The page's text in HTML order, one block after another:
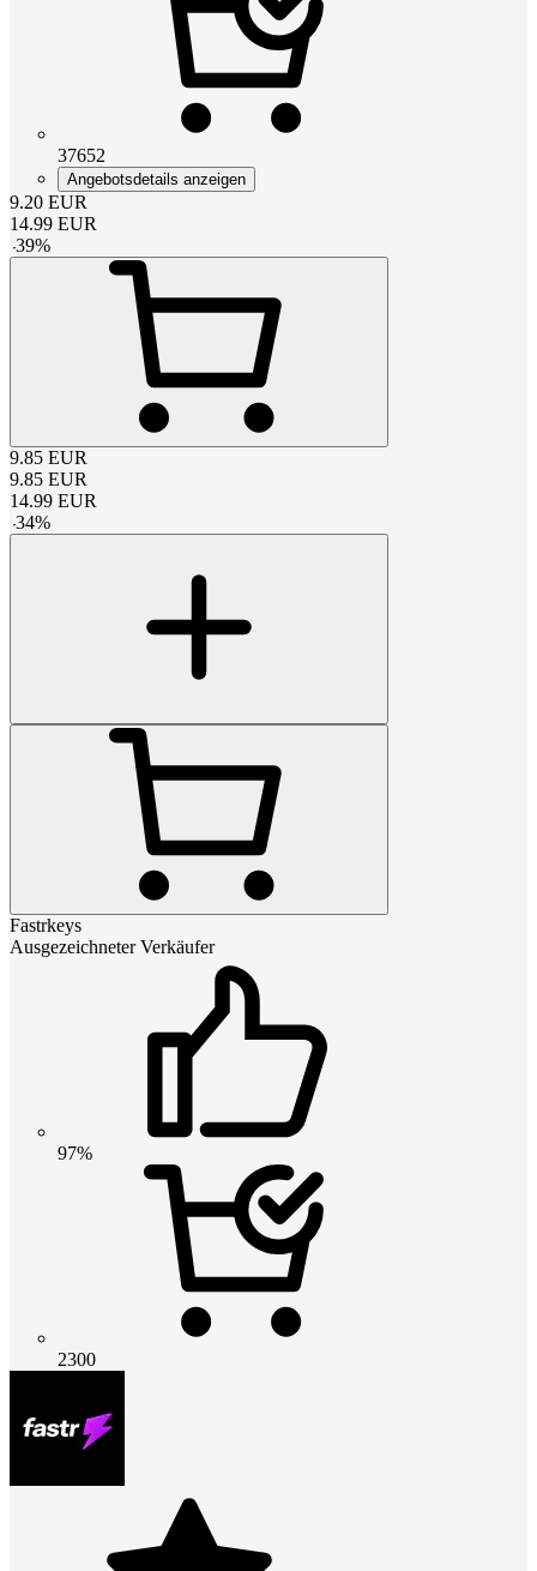
37652
Angebotsdetails anzeigen
9.20 EUR
14.99 EUR
-39%
9.85 EUR
9.85 EUR
14.99 EUR
-34%
Fastrkeys
Ausgezeichneter Verkäufer
97%
2300